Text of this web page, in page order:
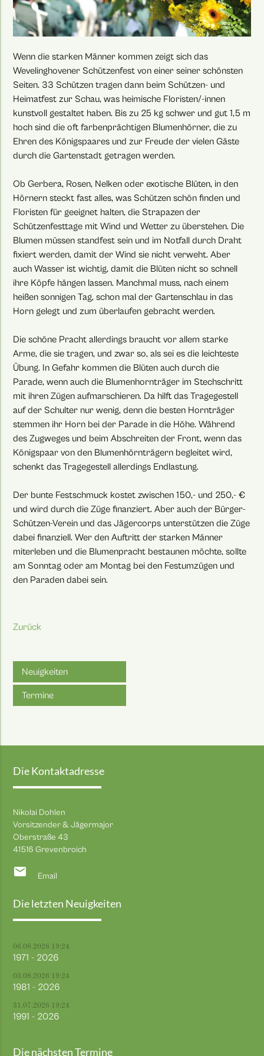
Wenn die starken Männer kommen zeigt sich das
Wevelinghovener Schützenfest von einer seiner schönsten
Seiten. 33 Schützen tragen dann beim Schützen- und
Heimatfest zur Schau, was heimische Floristen/-innen
kunstvoll gestaltet haben. Bis zu 25 kg schwer und gut 1,5 m
hoch sind die oft farbenprächtigen Blumenhörner, die zu
Ehren des Königspaares und zur Freude der vielen Gäste
durch die Gartenstadt getragen werden.
Ob Gerbera, Rosen, Nelken oder exotische Blüten, in den
Hörnern steckt fast alles, was Schützen schön finden und
Floristen für geeignet halten, die Strapazen der
Schützenfesttage mit Wind und Wetter zu überstehen. Die
Blumen müssen standfest sein und im Notfall durch Draht
fixiert werden, damit der Wind sie nicht verweht. Aber
auch Wasser ist wichtig, damit die Blüten nicht so schnell
ihre Köpfe hängen lassen. Manchmal muss, nach einem
heißen sonnigen Tag, schon mal der Gartenschlau in das
Horn gelegt und zum überlaufen gebracht werden.
Die schöne Pracht allerdings braucht vor allem starke
Arme, die sie tragen, und zwar so, als sei es die leichteste
Übung. In Gefahr kommen die Blüten auch durch die
Parade, wenn auch die Blumenhornträger im Stechschritt
mit ihren Zügen aufmarschieren. Da hilft das Tragegestell
auf der Schulter nur wenig, denn die besten Hornträger
stemmen ihr Horn bei der Parade in die Höhe. Während
des Zugweges und beim Abschreiten der Front, wenn das
Königspaar von den Blumenhörnträgern begleitet wird,
schenkt das Tragegestell allerdings Endlastung.
Der bunte Festschmuck kostet zwischen 150,- und 250,- €
und wird durch die Züge finanziert. Aber auch der Bürger-
Schützen-Verein und das Jägercorps unterstützen die Züge
dabei finanziell. Wer den Auftritt der starken Männer
miterleben und die Blumenpracht bestaunen möchte, sollte
am Sonntag oder am Montag bei den Festumzügen und
den Paraden dabei sein.
Zurück
Neuigkeiten
Termine
Die Kontaktadresse
Nikolai Dohlen
Vorsitzender & Jägermajor
Oberstraße 43
41516 Grevenbroich
email Email
Die letzten Neuigkeiten
06.08.2026 19:24
1971 - 2026
03.08.2026 19:24
1981 - 2026
31.07.2026 19:24
1991 - 2026
Die nächsten Termine